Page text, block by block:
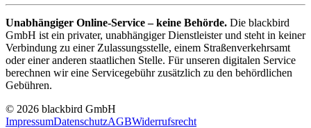
Unabhängiger Online-Service – keine Behörde. Die blackbird
GmbH ist ein privater, unabhängiger Dienstleister und steht in keiner
Verbindung zu einer Zulassungsstelle, einem Straßenverkehrsamt
oder einer anderen staatlichen Stelle. Für unseren digitalen Service
berechnen wir eine Servicegebühr zusätzlich zu den behördlichen
Gebühren.
© 2026 blackbird GmbH
ImpressumDatenschutzAGBWiderrufsrecht